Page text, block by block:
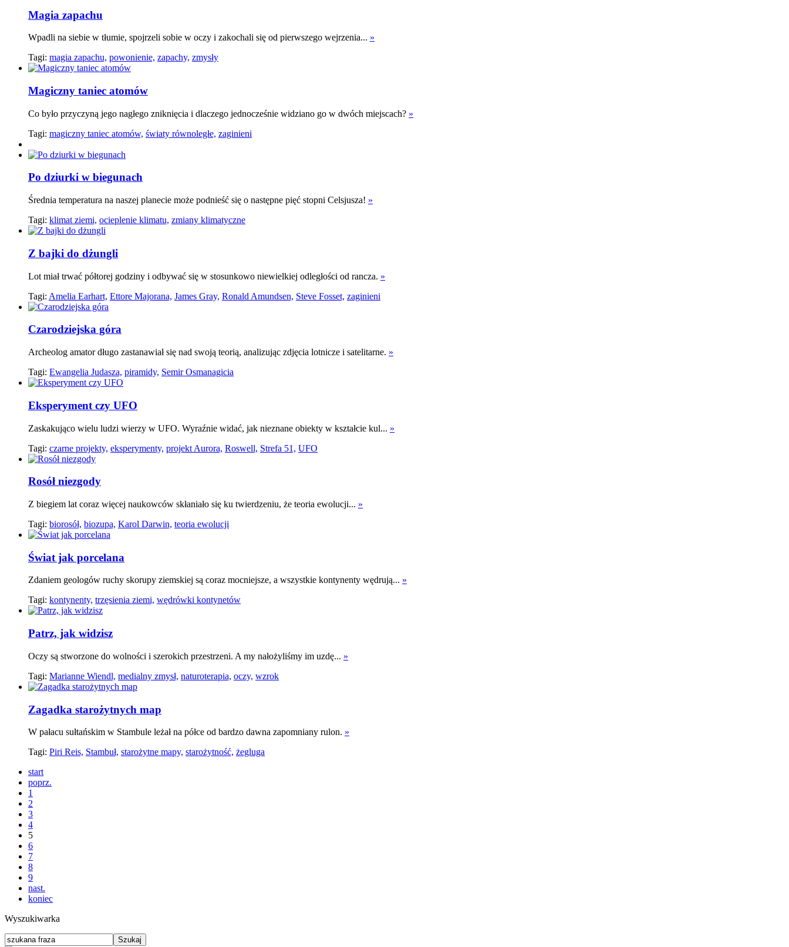
Magia zapachu
Wpadli na siebie w tłumie, spojrzeli sobie w oczy i zakochali się od pierwszego wejrzenia... »
Tagi: magia zapachu, powonienie, zapachy, zmysły
Magiczny taniec atomów
Co było przyczyną jego nagłego zniknięcia i dlaczego jednocześnie widziano go w dwóch miejscach? »
Tagi: magiczny taniec atomów, światy równoległe, zaginieni
Po dziurki w biegunach
Średnia temperatura na naszej planecie może podnieść się o następne pięć stopni Celsjusza! »
Tagi: klimat ziemi, ocieplenie klimatu, zmiany klimatyczne
Z bajki do dżungli
Lot miał trwać półtorej godziny i odbywać się w stosunkowo niewielkiej odległości od rancza. »
Tagi: Amelia Earhart, Ettore Majorana, James Gray, Ronald Amundsen, Steve Fosset, zaginieni
Czarodziejska góra
Archeolog amator długo zastanawiał się nad swoją teorią, analizując zdjęcia lotnicze i satelitarne. »
Tagi: Ewangelia Judasza, piramidy, Semir Osmanagicia
Eksperyment czy UFO
Zaskakująco wielu ludzi wierzy w UFO. Wyraźnie widać, jak nieznane obiekty w kształcie kul... »
Tagi: czarne projekty, eksperymenty, projekt Aurora, Roswell, Strefa 51, UFO
Rosół niezgody
Z biegiem lat coraz więcej naukowców skłaniało się ku twierdzeniu, że teoria ewolucji... »
Tagi: biorosół, biozupa, Karol Darwin, teoria ewolucji
Świat jak porcelana
Zdaniem geologów ruchy skorupy ziemskiej są coraz mocniejsze, a wszystkie kontynenty wędrują... »
Tagi: kontynenty, trzęsienia ziemi, wędrówki kontynetów
Patrz, jak widzisz
Oczy są stworzone do wolności i szerokich przestrzeni. A my nałożyliśmy im uzdę... »
Tagi: Marianne Wiendl, medialny zmysł, naturoterapia, oczy, wzrok
Zagadka starożytnych map
W pałacu sułtańskim w Stambule leżał na półce od bardzo dawna zapomniany rulon. »
Tagi: Piri Reis, Stambuł, starożytne mapy, starożytność, żegluga
start
poprz.
1
2
3
4
5
6
7
8
9
nast.
koniec
Wyszukiwarka